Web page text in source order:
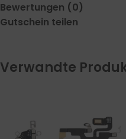
Bewertungen (0)
Gutschein teilen
Verwandte